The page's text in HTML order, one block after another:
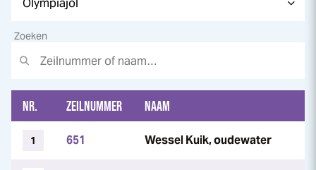
Zoeken
NR. ZEILNUMMER NAAM
1 651 Wessel Kuik, oudewater